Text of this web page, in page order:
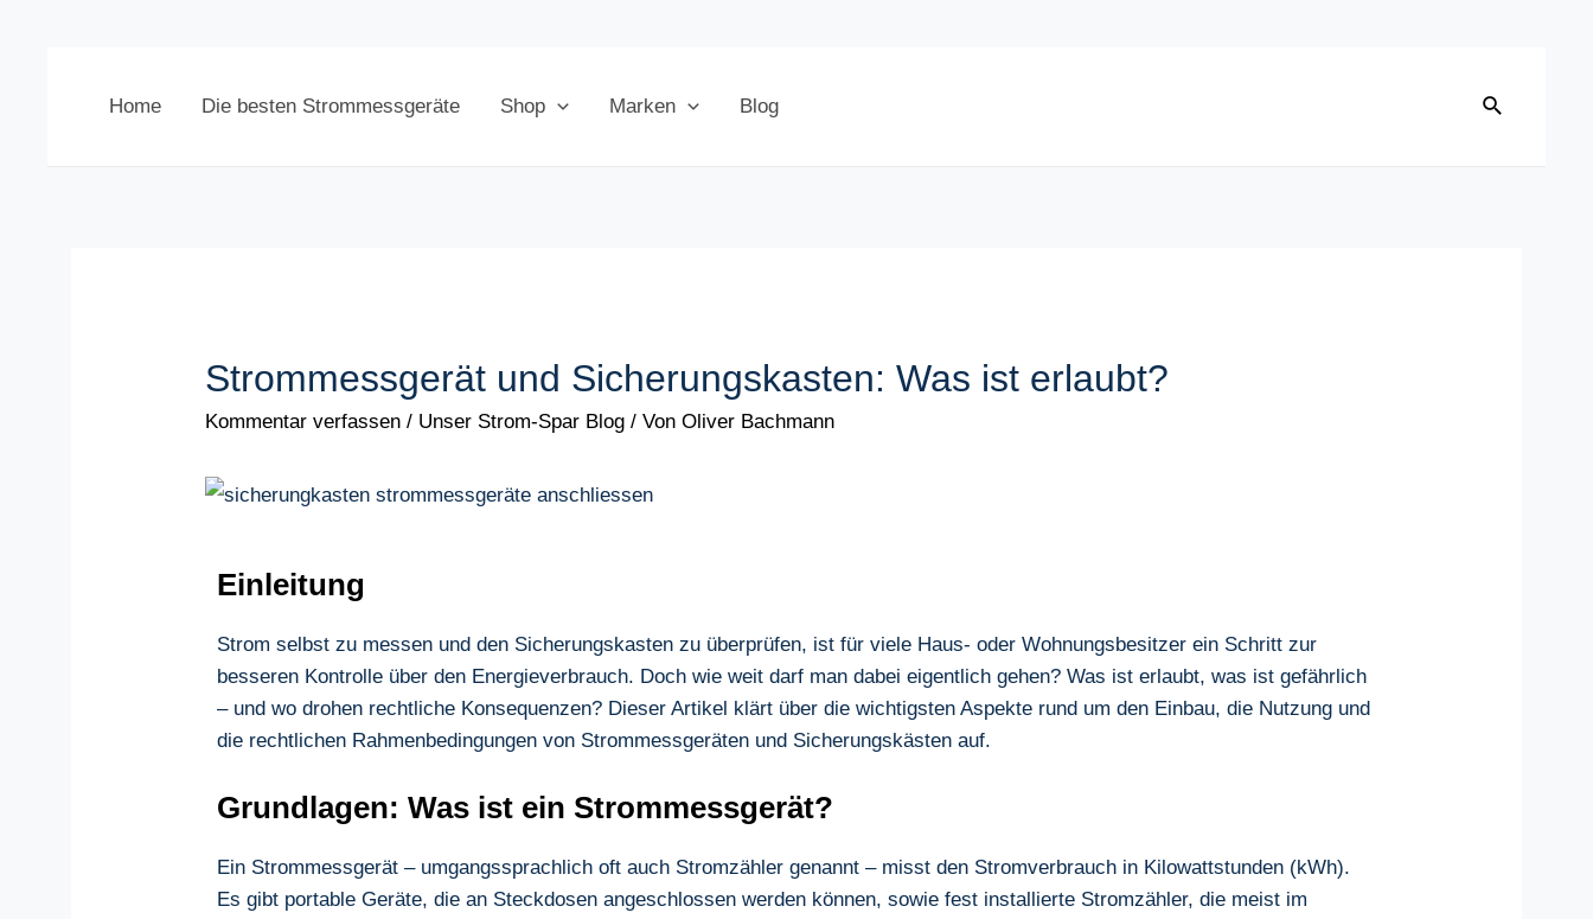
Home Die besten Strommessgeräte Shop Marken Blog
Strommessgerät und Sicherungskasten: Was ist erlaubt?
Kommentar verfassen / Unser Strom-Spar Blog / VonOliver Bachmann
Einleitung
Strom selbst zu messen und den Sicherungskasten zu überprüfen, ist für viele Haus- oder Wohnungsbesitzer ein Schritt zur
besseren Kontrolle über den Energieverbrauch. Doch wie weit darf man dabei eigentlich gehen? Was ist erlaubt, was ist gefährlich
– und wo drohen rechtliche Konsequenzen? Dieser Artikel klärt über die wichtigsten Aspekte rund um den Einbau, die Nutzung und
die rechtlichen Rahmenbedingungen von Strommessgeräten und Sicherungskästen auf.
Grundlagen: Was ist ein Strommessgerät?
Ein Strommessgerät – umgangssprachlich oft auch Stromzähler genannt – misst den Stromverbrauch in Kilowattstunden (kWh).
Es gibt portable Geräte, die an Steckdosen angeschlossen werden können, sowie fest installierte Stromzähler, die meist im